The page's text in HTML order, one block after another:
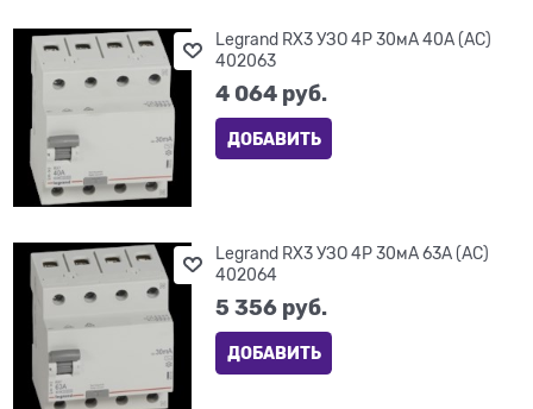
Legrand RX3 УЗО 4P 30мА 40А (AC)
402063
4 064 руб.
ДОБАВИТЬ
Legrand RX3 УЗО 4P 30мА 63А (AC)
402064
5 356 руб.
ДОБАВИТЬ